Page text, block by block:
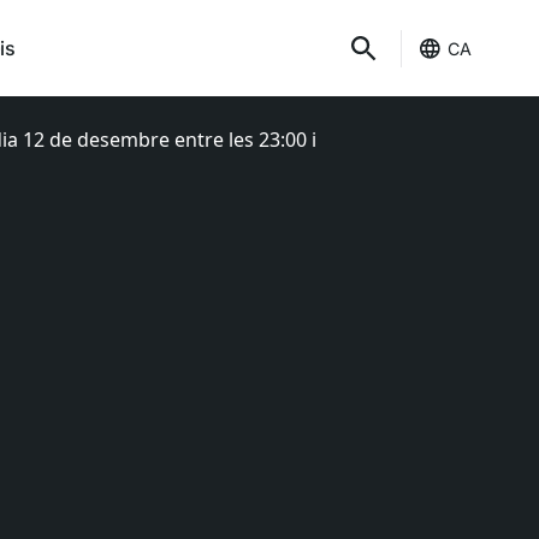
CA
12 de desembre entre les 23:00 i